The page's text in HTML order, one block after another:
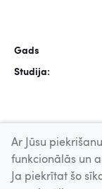
Gads
Studija:
Ar Jūsu
funkcionālās un
Ja piekrītat šo